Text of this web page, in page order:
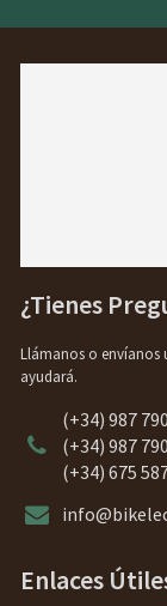
¿Tienes
Llámanos o envíanos
ayudará.
(+34) 987
(+34) 987
(+34) 675
Enlaces